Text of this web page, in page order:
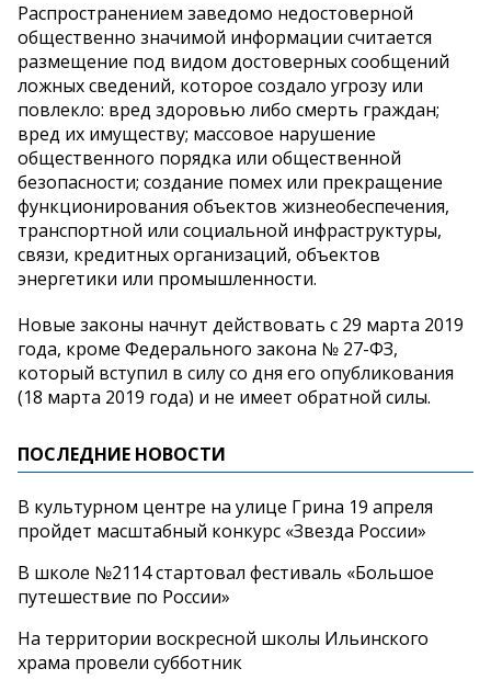
Распространением заведомо недостоверной
общественно значимой информации считается
размещение под видом достоверных сообщений
ложных сведений, которое создало угрозу или
повлекло: вред здоровью либо смерть граждан;
вред их имуществу; массовое нарушение
общественного порядка или общественной
безопасности; создание помех или прекращение
функционирования объектов жизнеобеспечения,
транспортной или социальной инфраструктуры,
связи, кредитных организаций, объектов
энергетики или промышленности.
Новые законы начнут действовать с 29 марта 2019
года, кроме Федерального закона № 27-ФЗ,
который вступил в силу со дня его опубликования
(18 марта 2019 года) и не имеет обратной силы.
ПОСЛЕДНИЕ НОВОСТИ
В культурном центре на улице Грина 19 апреля
пройдет масштабный конкурс «Звезда России»
В школе №2114 стартовал фестиваль «Большое
путешествие по России»
На территории воскресной школы Ильинского
храма провели субботник